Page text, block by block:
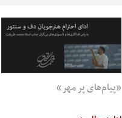
«پیام‌های پر مهر»